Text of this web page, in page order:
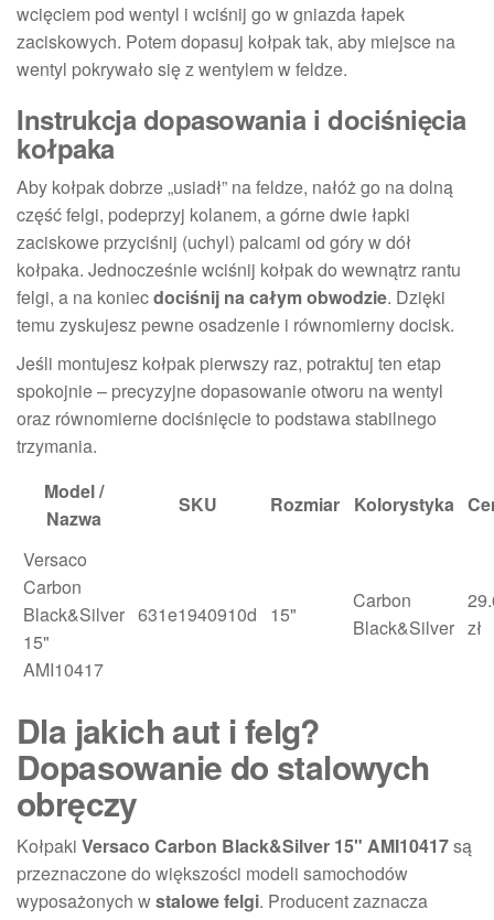
wcięciem pod wentyl i wciśnij go w gniazda łapek
zaciskowych. Potem dopasuj kołpak tak, aby miejsce na
wentyl pokrywało się z wentylem w feldze.
Instrukcja dopasowania i dociśnięcia
kołpaka
Aby kołpak dobrze „usiadł” na feldze, nałóż go na dolną
część felgi, podeprzyj kolanem, a górne dwie łapki
zaciskowe przyciśnij (uchyl) palcami od góry w dół
kołpaka. Jednocześnie wciśnij kołpak do wewnątrz rantu
felgi, a na koniecdociśnij na całym obwodzie. Dzięki
temu zyskujesz pewne osadzenie i równomierny docisk.
Jeśli montujesz kołpak pierwszy raz, potraktuj ten etap
spokojnie – precyzyjne dopasowanie otworu na wentyl
oraz równomierne dociśnięcie to podstawa stabilnego
trzymania.
Model /
Nazwa
SKU Rozmiar Kolorystyka
Versaco
Carbon
Black&Silver
15"
AMI10417
631e1940910d 15"
Carbon
Black&Silver zł
Dla jakich aut i felg?
Dopasowanie do stalowych
obręczy
Kołpaki Versaco Carbon Black&Silver 15" AMI10417są
przeznaczone do większości modeli samochodów
wyposażonych wstalowe felgi. Producent zaznacza